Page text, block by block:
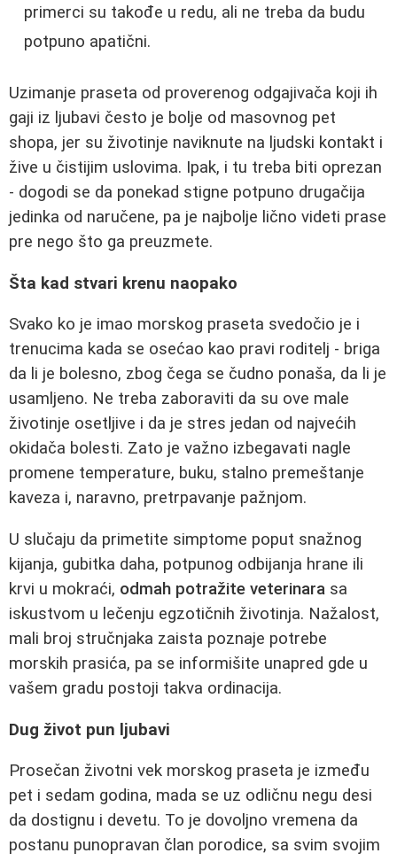
primerci su takođe u redu, ali ne treba da budu
potpuno apatični.
Uzimanje praseta od proverenog odgajivača koji ih
gaji iz ljubavi često je bolje od masovnog pet
shopa, jer su životinje naviknute na ljudski kontakt i
žive u čistijim uslovima. Ipak, i tu treba biti oprezan
- dogodi se da ponekad stigne potpuno drugačija
jedinka od naručene, pa je najbolje lično videti prase
pre nego što ga preuzmete.
Šta kad stvari krenu naopako
Svako ko je imao morskog praseta svedočio je i
trenucima kada se osećao kao pravi roditelj - briga
da li je bolesno, zbog čega se čudno ponaša, da li je
usamljeno. Ne treba zaboraviti da su ove male
životinje osetljive i da je stres jedan od najvećih
okidača bolesti. Zato je važno izbegavati nagle
promene temperature, buku, stalno premeštanje
kaveza i, naravno, pretrpavanje pažnjom.
U slučaju da primetite simptome poput snažnog
kijanja, gubitka daha, potpunog odbijanja hrane ili
krvi u mokraći, odmah potražite veterinara sa
iskustvom u lečenju egzotičnih životinja. Nažalost,
mali broj stručnjaka zaista poznaje potrebe
morskih prasića, pa se informišite unapred gde u
vašem gradu postoji takva ordinacija.
Dug život pun ljubavi
Prosečan životni vek morskog praseta je između
pet i sedam godina, mada se uz odličnu negu desi
da dostignu i devetu. To je dovoljno vremena da
postanu punopravan član porodice, sa svim svojim